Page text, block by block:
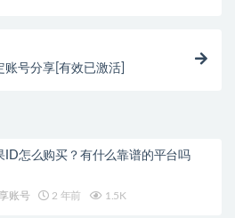
号分享[有效已激活]
ID怎么购买？有什么靠谱的平台吗
账号 2 年前 1.5K